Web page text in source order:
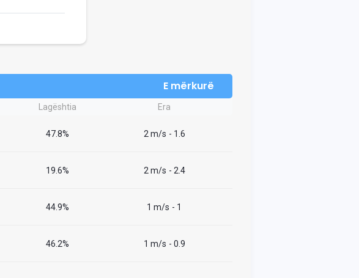
E mërkurë
Lagështia Era
47.8% 2 m/s - 1.6
19.6% 2 m/s - 2.4
44.9% 1 m/s - 1
46.2% 1 m/s - 0.9